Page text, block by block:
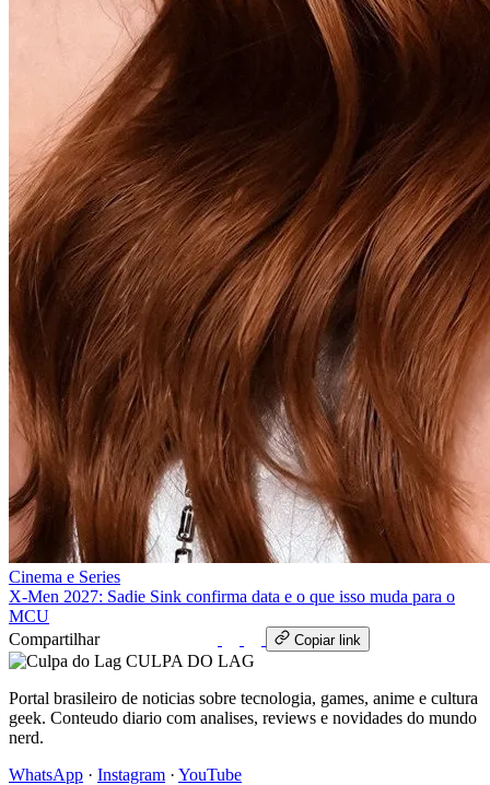
Cinema e Series
X-Men 2027: Sadie Sink confirma data e o que isso muda para o
MCU
Compartilhar
Copiar link
CULPA DO LAG
Portal brasileiro de noticias sobre tecnologia, games, anime e cultura
geek. Conteudo diario com analises, reviews e novidades do mundo
nerd.
WhatsApp · Instagram · YouTube